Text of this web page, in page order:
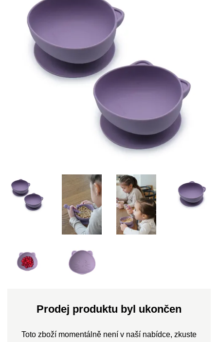
Prodej produktu byl ukončen
Toto zboží momentálně není v naší nabídce, zkuste